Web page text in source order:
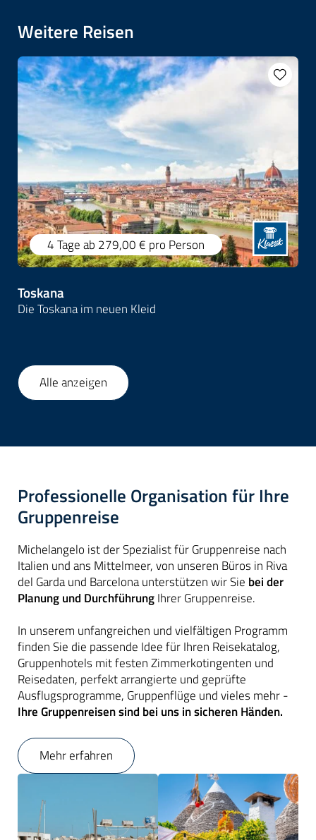
Weitere Reisen
4 Tageab 279,00 € pro Person
Toskana
Die Toskana im neuen Kleid
1 52
Alle anzeigen
Professionelle Organisation für Ihre
Gruppenreise
Michelangelo ist der Spezialist für Gruppenreise nach
Italien und ans Mittelmeer, von unseren Büros in Riva
del Garda und Barcelona unterstützen wir Sie bei der
Planung und DurchführungIhrer Gruppenreise.
In unserem unfangreichen und vielfältigen Programm
finden Sie die passende Idee für Ihren Reisekatalog,
Gruppenhotels mit festen Zimmerkotingenten und
Reisedaten, perfekt arrangierte und geprüfte
Ausflugsprogramme, Gruppenflüge und vieles mehr -
Ihre Gruppenreisen sind bei uns in sicheren Händen.
Mehr erfahren